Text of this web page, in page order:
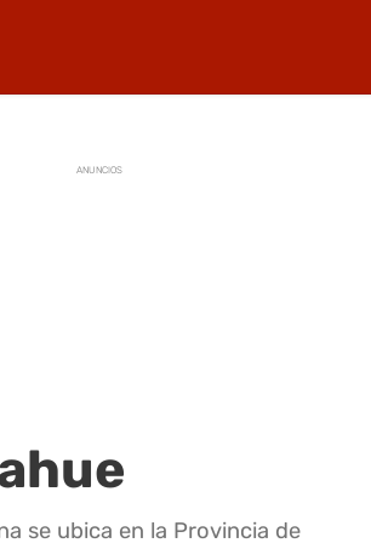
ANUNCIOS
se ubica en la Provincia de